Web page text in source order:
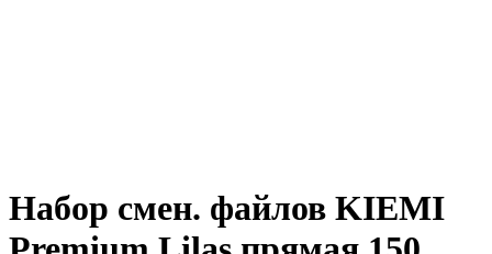
Набор смен. файлов KIEMI